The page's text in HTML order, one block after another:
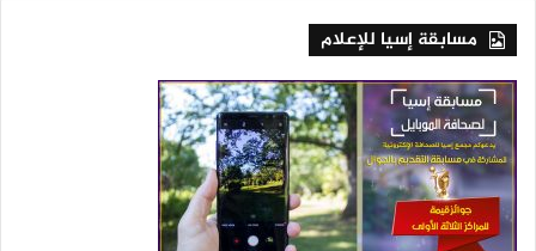
مسابقة إسيا للإعلام